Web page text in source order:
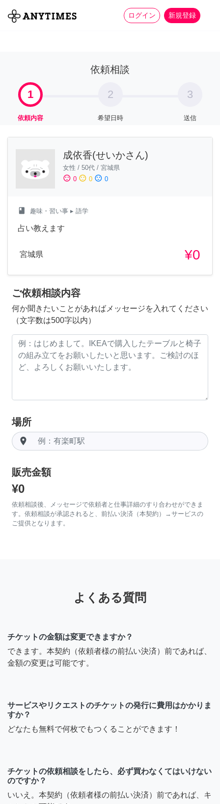
ログイン 新規登録
全て 家事 more_horiz
依頼相談
1
依頼内容
2
希望日時
3
送信
成依香(せいかさん)
女性 / 50代 / 宮城県
sentiment_satisfied 0 sentiment_neutral 0 sentiment_dissatisfied 0
class 趣味・習い事 ▸ 語学
占い教えます
宮城県 ¥0
ご依頼相談内容
何か聞きたいことがあればメッセージを入れてください
（文字数は500字以内）
場所
room
販売金額
¥0
依頼相談後、メッセージで依頼者と仕事詳細のすり合わせができま
す。依頼相談が承認されると、前払い決済（本契約）→サービスの
ご提供となります。
よくある質問
チケットの金額は変更できますか？
できます。本契約（依頼者様の前払い決済）前であれば、
金額の変更は可能です。
サービスやリクエストのチケットの発行に費用はかかりま
すか？
どなたも無料で何枚でもつくることができます！
チケットの依頼相談をしたら、必ず買わなくてはいけない
のですか？
いいえ。本契約（依頼者様の前払い決済）前であれば、キ